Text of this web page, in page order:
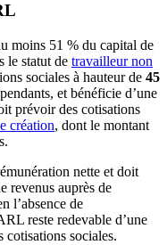
moins 51 % du capital de
le statut de travailleur non
sociales à hauteur de 45
et bénéficie d’une
prévoir des cotisations
création, dont le montant
nette et doit
revenus auprès de
l’absence de
reste redevable d’une
cotisations sociales.